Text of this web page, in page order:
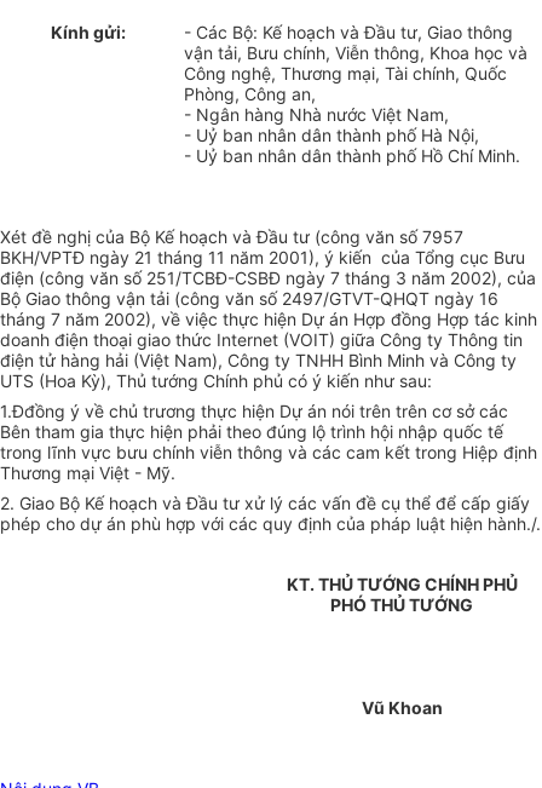
Kính gửi:
- Các Bộ: Kế hoạch và Đầu tư, Giao thông
vận tải, Bưu chính, Viễn thông, Khoa học và
Công nghệ, Thương mại, Tài chính, Quốc
Phòng, Công an,
- Ngân hàng Nhà nước Việt Nam,
- Uỷ ban nhân dân thành phố Hà Nội,
- Uỷ ban nhân dân thành phố Hồ Chí Minh.
Xét đề nghị của Bộ Kế hoạch và Đầu tư (công văn số 7957
BKH/VPTĐ ngày 21 tháng 11 năm 2001), ý kiến của Tổng cục Bưu
điện (công văn số 251/TCBĐ-CSBĐ ngày 7 tháng 3 năm 2002), của
Bộ Giao thông vận tải (công văn số 2497/GTVT-QHQT ngày 16
tháng 7 năm 2002), về việc thực hiện Dự án Hợp đồng Hợp tác kinh
doanh điện thoại giao thức Internet (VOIT) giữa Công ty Thông tin
điện tử hàng hải (Việt Nam), Công ty TNHH Bình Minh và Công ty
UTS (Hoa Kỳ), Thủ tướng Chính phủ có ý kiến như sau:
1.Đđồng ý về chủ trương thực hiện Dự án nói trên trên cơ sở các
Bên tham gia thực hiện phải theo đúng lộ trình hội nhập quốc tế
trong lĩnh vực bưu chính viễn thông và các cam kết trong Hiệp định
Thương mại Việt - Mỹ.
2. Giao Bộ Kế hoạch và Đầu tư xử lý các vấn đề cụ thể để cấp giấy
phép cho dự án phù hợp với các quy định của pháp luật hiện hành./.
KT. THỦ TƯỚNG CHÍNH PHỦ
PHÓ THỦ TƯỚNG
Vũ Khoan